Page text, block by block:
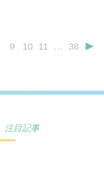
9 10 11 … 38
注目記事